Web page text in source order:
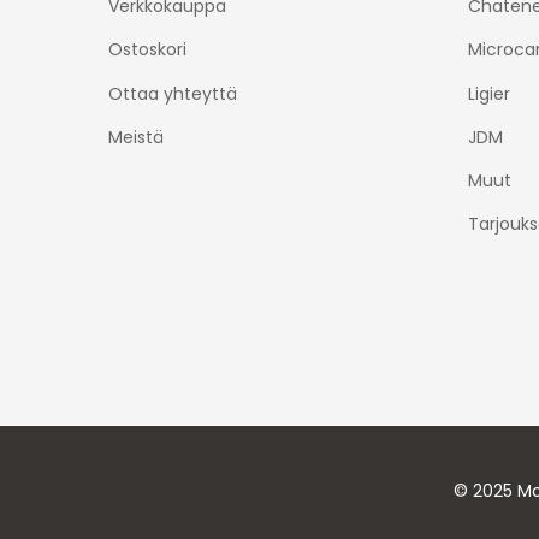
Verkkokauppa
Ostoskori
Ottaa yhteyttä
Meistä
Ligier
JDM
Muut
© 2025